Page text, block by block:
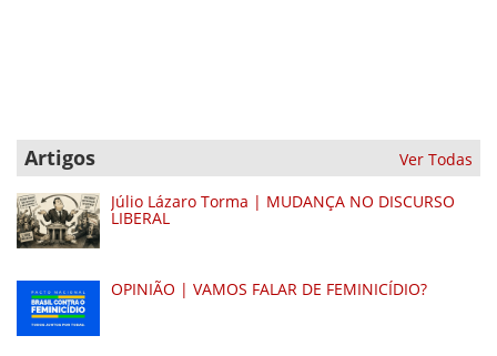
Artigos Ver Todas
Júlio Lázaro Torma | MUDANÇA NO DISCURSO
LIBERAL
OPINIÃO | VAMOS FALAR DE FEMINICÍDIO?